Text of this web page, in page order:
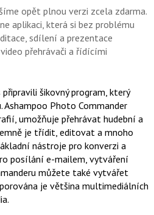
í
l
í
l
e
a
e
b
o
k
í
X
opět plnou verzi zcela zdarma.
aplikaci, která si bez problému
sdílení a prezentace
přehrávači a řídícími
šikovný program, který
Photo Commander
umožňuje přehrávat hudební a
je třídit, editovat a mnoho
nástroje pro konverzi a
posílání e-mailem, vytváření
můžete také vytvářet
je většina multimediálních